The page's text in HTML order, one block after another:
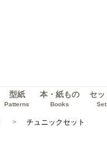
型紙
Patterns
本・紙もの
Books
セッ
Set
チュニックセット